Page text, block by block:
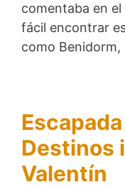
comentaba en
fácil encontrar
como Benidorm,
Destinos
Valentín